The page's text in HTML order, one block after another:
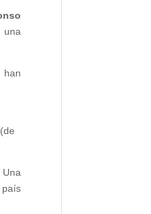
una
han
país